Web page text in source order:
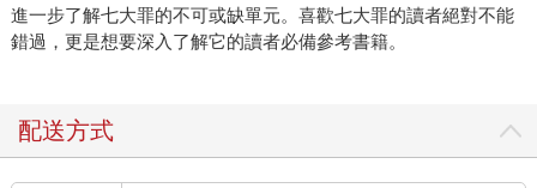
進一步了解七大罪的不可或缺單元。喜歡七大罪的讀者絕對不能
錯過，更是想要深入了解它的讀者必備參考書籍。
配送方式